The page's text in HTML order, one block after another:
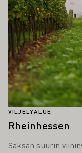
VILJELYALUE
Rheinhessen
Saksan suurin